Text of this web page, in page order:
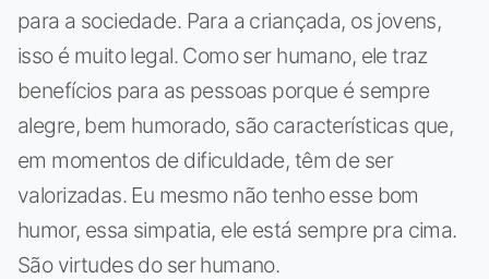
para a sociedade. Para a criançada, os jovens,
isso é muito legal. Como ser humano, ele traz
benefícios para as pessoas porque é sempre
alegre, bem humorado, são características que,
em momentos de dificuldade, têm de ser
valorizadas. Eu mesmo não tenho esse bom
humor, essa simpatia, ele está sempre pra cima.
São virtudes do ser humano.